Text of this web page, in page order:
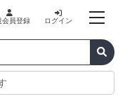
会員登録 ログイン